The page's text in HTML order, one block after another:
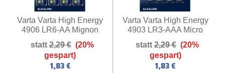
Varta Varta High Energy
4906 LR6-AA Mignon
2,29 € (20%
gespart)
1,83 €
Varta Varta High Energy
4903 LR3-AAA Micro
2,29 € (20%
gespart)
1,83 €